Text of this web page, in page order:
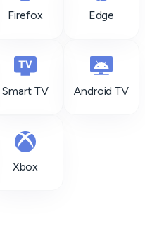
Firefox Edge
Smart TV Android TV
Xbox